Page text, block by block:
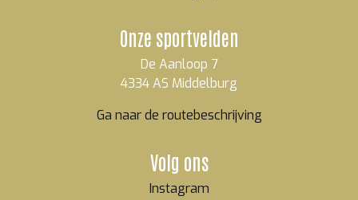
Onze sportvelden
De Aanloop 7
4334 AS Middelburg
Ga naar de routebeschrijving
Volg ons
Instagram